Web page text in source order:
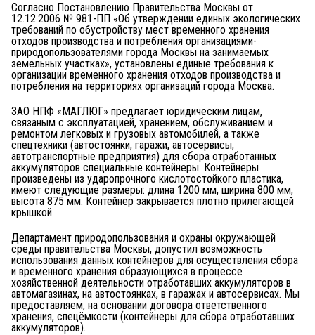
Согласно Постановлению Правительства Москвы от
12.12.2006 № 981-ПП «Об утверждении единых экологических
требований по обустройству мест временного хранения
отходов производства и потребления организациями-
природопользователями города Москвы на занимаемых
земельных участках», установлены единые требования к
организации временного хранения отходов производства и
потребления на территориях организаций города Москва.
ЗАО НПФ «МАГЛЮГ» предлагает юридическим лицам,
связаным с эксплуатацией, хранением, обслуживанием и
ремонтом легковых и грузовых автомобилей, а также
спецтехники (автостоянки, гаражи, автосервисы,
автотранспортные предприятия) для сбора отработанных
aккумулятopов специальные контейнеры. Контейнеры
произведены из ударопрочного кислотостойкого пластика,
имеют следующие размеры: длина 1200 мм, ширина 800 мм,
высота 875 мм. Контейнер закрывается плотно прилегающей
крышкой.
Департамент природопользования и охраны окружающей
среды правительства Москвы, допустил возможность
использования данных контейнеров для осуществления сбора
и временного хранения образующихся в процессе
хозяйственной деятельности отработавших aккумулятopов в
автомагазинах, на автостоянках, в гаражах и автосервисах. Мы
предоставляем, на основании договора ответственного
хранения, спецёмкости (контейнеры для сбора отработавших
аккумуляторов).